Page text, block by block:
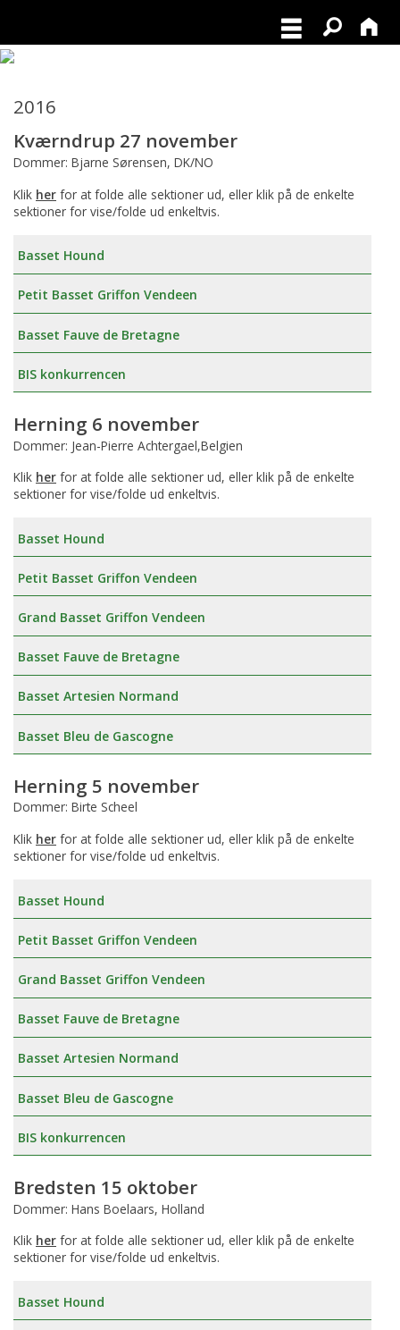
2016
Kværndrup 27 november
Dommer: Bjarne Sørensen, DK/NO
Klik her for at folde alle sektioner ud, eller klik på de enkelte
sektioner for vise/folde ud enkeltvis.
Basset Hound
Petit Basset Griffon Vendeen
Basset Fauve de Bretagne
BIS konkurrencen
Herning 6 november
Dommer: Jean-Pierre Achtergael,Belgien
Klik her for at folde alle sektioner ud, eller klik på de enkelte
sektioner for vise/folde ud enkeltvis.
Basset Hound
Petit Basset Griffon Vendeen
Grand Basset Griffon Vendeen
Basset Fauve de Bretagne
Basset Artesien Normand
Basset Bleu de Gascogne
Herning 5 november
Dommer: Birte Scheel
Klik her for at folde alle sektioner ud, eller klik på de enkelte
sektioner for vise/folde ud enkeltvis.
Basset Hound
Petit Basset Griffon Vendeen
Grand Basset Griffon Vendeen
Basset Fauve de Bretagne
Basset Artesien Normand
Basset Bleu de Gascogne
BIS konkurrencen
Bredsten 15 oktober
Dommer: Hans Boelaars, Holland
Klik her for at folde alle sektioner ud, eller klik på de enkelte
sektioner for vise/folde ud enkeltvis.
Basset Hound